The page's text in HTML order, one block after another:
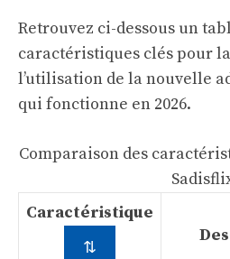
Retrouvez ci-dessous un
caractéristiques clés pour
l’utilisation de la nouvelle
qui fonctionne en 2026.
Comparaison des
Caractéristique
⇅